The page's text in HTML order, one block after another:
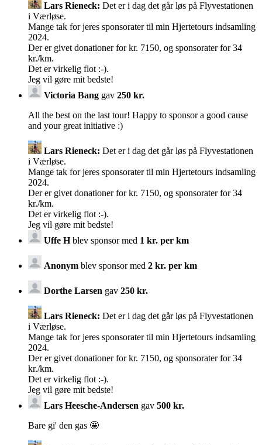
Lars Rieneck: Det er i dag det går løs på Flyvestationen
i Værløse.
Mange tak for jeres sponsorater til min Hjertetours indsamling
2024.
Der er givet donationer for kr. 7150, og sponsorater for 34
kr./km.
Det er virkelig flot :-).
Jeg vil gøre mit bedste!
Victoria Bang gav 250 kr.
All the best on the last tour! Happy to sponsor a good cause
and your great initiative :)
Lars Rieneck: Det er i dag det går løs på Flyvestationen
i Værløse.
Mange tak for jeres sponsorater til min Hjertetours indsamling
2024.
Der er givet donationer for kr. 7150, og sponsorater for 34
kr./km.
Det er virkelig flot :-).
Jeg vil gøre mit bedste!
Uffe Hblev sponsor med 1 kr. per km
Anonym blev sponsor med 2 kr. per km
Dorthe Larsen gav 250 kr.
Lars Rieneck: Det er i dag det går løs på Flyvestationen
i Værløse.
Mange tak for jeres sponsorater til min Hjertetours indsamling
2024.
Der er givet donationer for kr. 7150, og sponsorater for 34
kr./km.
Det er virkelig flot :-).
Jeg vil gøre mit bedste!
Lars Heesche-Andersen gav 500 kr.
Bare gi' den gas 🤩